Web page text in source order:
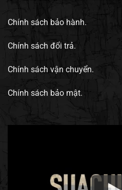
Chính sách bảo hành.
Chính sách đổi trả.
Chính sách vận chuyển.
Chính sách bảo mật.